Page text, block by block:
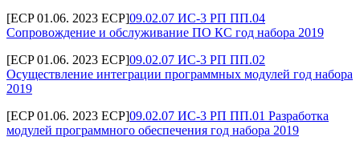
[ECP 01.06. 2023 ECP]09.02.07 ИС-3 РП ПП.04
Сопровождение и обслуживание ПО КС год набора 2019
[ECP 01.06. 2023 ECP]09.02.07 ИС-3 РП ПП.02
Осуществление интеграции программных модулей год набора
2019
[ECP 01.06. 2023 ECP]09.02.07 ИС-3 РП ПП.01 Разработка
модулей программного обеспечения год набора 2019